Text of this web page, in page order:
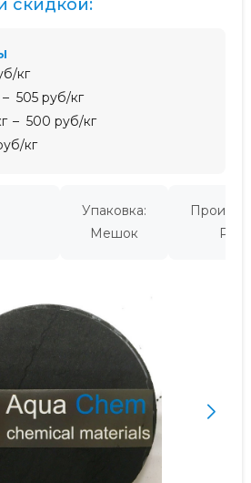
Упаковка:
Мешок
скидкой:
кг
505 руб/кг
500 руб/кг
кг